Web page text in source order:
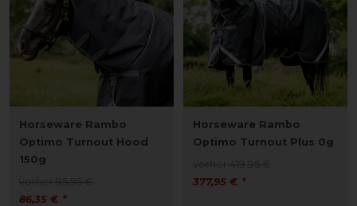
Horseware Rambo
Optimo Turnout Hood
150g
86,35 € *
Horseware Rambo
Optimo Turnout Plus 0g
377,95 € *